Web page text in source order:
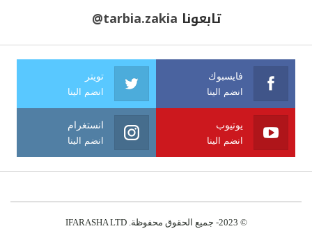
تابعونا @tarbia.zakia
فايسبوك
انضم الينا
تويتر
انضم الينا
يوتيوب
انضم الينا
انستغرام
انضم الينا
© 2023- جميع الحقوق محفوظة. IFARASHA LTD